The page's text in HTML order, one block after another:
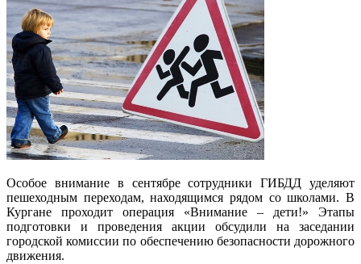
Особое внимание в сентябре сотрудники ГИБДД уделяют
пешеходным переходам, находящимся рядом со школами. В
Кургане проходит операция «Внимание – дети!» Этапы
подготовки и проведения акции обсудили на заседании
городской комиссии по обеспечению безопасности дорожного
движения.